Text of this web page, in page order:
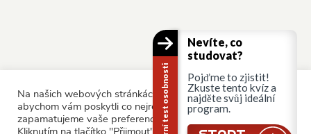
Na našich webových stránkách používáme soubory cookie,
abychom vám poskytli co nejrelevantnější služby tím, že si
zapamatujeme vaše preference a opakované návštěvy.
Kliknutím na tlačítko "Přijmout" souhlasíte s používáním
Kariérní test osobnosti
Nevíte, co
studovat?
Pojďme to zjistit!
Zkuste tento kvíz a
najděte svůj ideální
program.